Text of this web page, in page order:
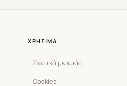
ΧΡΉΣΙΜΑ
Σχετικά με εμάς
Cookies